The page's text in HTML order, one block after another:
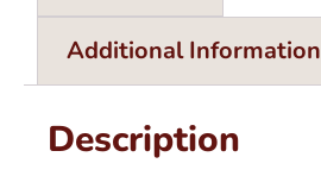
Additional Information
Description